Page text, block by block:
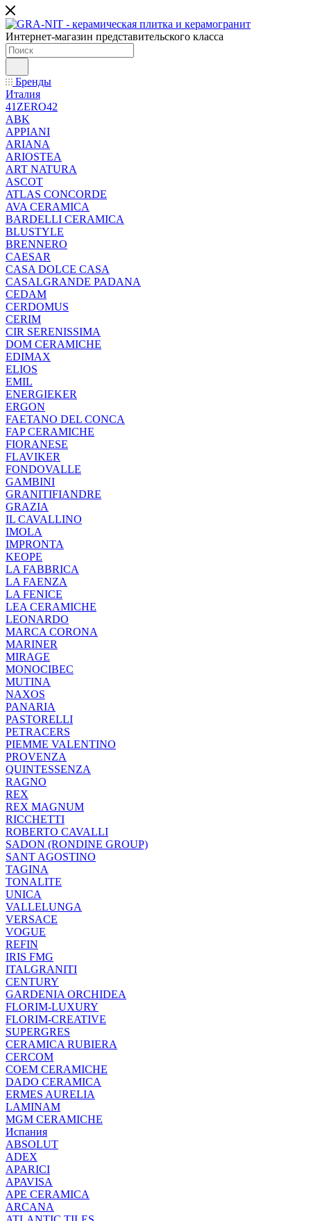
Интернет-магазин представительского класса
Бренды
Италия
41ZERO42
ABK
APPIANI
ARIANA
ARIOSTEA
ART NATURA
ASCOT
ATLAS CONCORDE
AVA CERAMICA
BARDELLI CERAMICA
BLUSTYLE
BRENNERO
CAESAR
CASA DOLCE CASA
CASALGRANDE PADANA
CEDAM
CERDOMUS
CERIM
CIR SERENISSIMA
DOM CERAMICHE
EDIMAX
ELIOS
EMIL
ENERGIEKER
ERGON
FAETANO DEL CONCA
FAP CERAMICHE
FIORANESE
FLAVIKER
FONDOVALLE
GAMBINI
GRANITIFIANDRE
GRAZIA
IL CAVALLINO
IMOLA
IMPRONTA
KEOPE
LA FABBRICA
LA FAENZA
LA FENICE
LEA CERAMICHE
LEONARDO
MARCA CORONA
MARINER
MIRAGE
MONOCIBEC
MUTINA
NAXOS
PANARIA
PASTORELLI
PETRACERS
PIEMME VALENTINO
PROVENZA
QUINTESSENZA
RAGNO
REX
REX MAGNUM
RICCHETTI
ROBERTO CAVALLI
SADON (RONDINE GROUP)
SANT AGOSTINO
TAGINA
TONALITE
UNICA
VALLELUNGA
VERSACE
VOGUE
REFIN
IRIS FMG
ITALGRANITI
CENTURY
GARDENIA ORCHIDEA
FLORIM-LUXURY
FLORIM-CREATIVE
SUPERGRES
CERAMICA RUBIERA
CERCOM
COEM CERAMICHE
DADO CERAMICA
ERMES AURELIA
LAMINAM
MGM CERAMICHE
Испания
ABSOLUT
ADEX
APARICI
APAVISA
APE CERAMICA
ARCANA